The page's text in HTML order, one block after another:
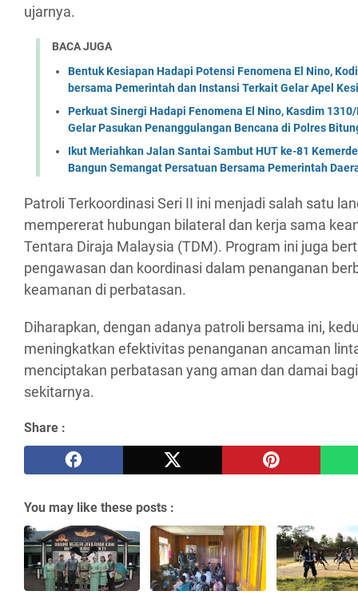
ujarnya.
BACA JUGA
Bentuk Kesiapan Hadapi Potensi Fenomena El Nino,
bersama Pemerintah dan Instansi Terkait Gelar Apel
Perkuat Sinergi Hadapi Fenomena El Nino, Kasdim
Gelar Pasukan Penanggulangan Bencana di Polres
Ikut Meriahkan Jalan Santai Sambut HUT ke-81
Bangun Semangat Persatuan Bersama Pemerintah
Patroli Terkoordinasi Seri II ini menjadi salah satu
mempererat hubungan bilateral dan kerja sama
Tentara Diraja Malaysia (TDM). Program ini juga
pengawasan dan koordinasi dalam penanganan
keamanan di perbatasan.
Diharapkan, dengan adanya patroli bersama ini,
meningkatkan efektivitas penanganan ancaman
menciptakan perbatasan yang aman dan damai
sekitarnya.
Share :
You may like these posts :